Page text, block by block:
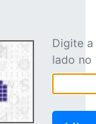
Digite
lado no